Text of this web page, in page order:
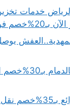
خدمات
شركة تخزين عفش
نقل عفش مكة الشرائع